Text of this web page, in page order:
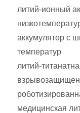
литий-ионный
аккумулятор с
температур
литий-
медицинская